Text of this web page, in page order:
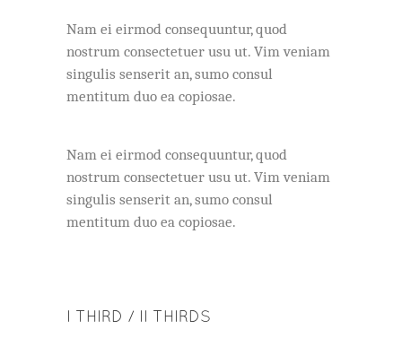
Nam ei eirmod consequuntur, quod
nostrum consectetuer usu ut. Vim veniam
singulis senserit an, sumo consul
mentitum duo ea copiosae.
Nam ei eirmod consequuntur, quod
nostrum consectetuer usu ut. Vim veniam
singulis senserit an, sumo consul
mentitum duo ea copiosae.
I THIRD / II THIRDS